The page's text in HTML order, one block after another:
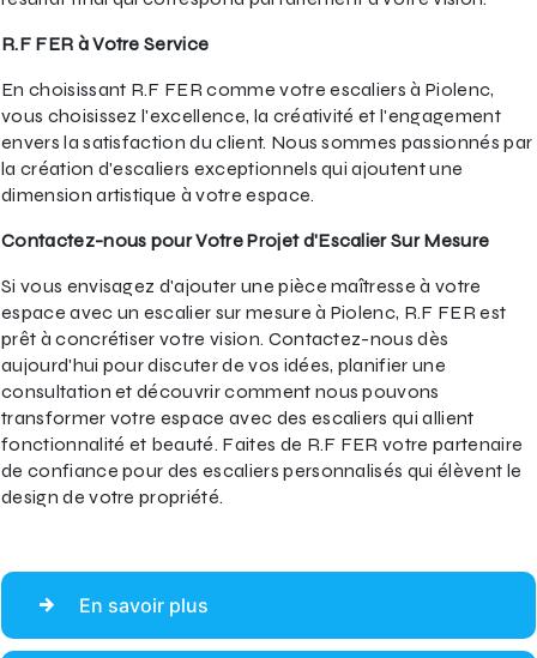
R.F FER à Votre Service
En choisissant R.F FER comme votre escaliers à Piolenc,
vous choisissez l'excellence, la créativité et l'engagement
envers la satisfaction du client. Nous sommes passionnés par
la création d'escaliers exceptionnels qui ajoutent une
dimension artistique à votre espace.
Contactez-nous pour Votre Projet d'Escalier Sur Mesure
Si vous envisagez d'ajouter une pièce maîtresse à votre
espace avec un escalier sur mesure à Piolenc, R.F FER est
prêt à concrétiser votre vision. Contactez-nous dès
aujourd'hui pour discuter de vos idées, planifier une
consultation et découvrir comment nous pouvons
transformer votre espace avec des escaliers qui allient
fonctionnalité et beauté. Faites de R.F FER votre partenaire
de confiance pour des escaliers personnalisés qui élèvent le
design de votre propriété.
En savoir plus